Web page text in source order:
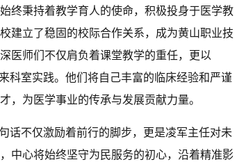
终秉持着教学育人的使命，积极投身于医学教
建立了稳固的校际合作关系，成为黄山职业技
医师们不仅肩负着课堂教学的重任，更以
科室实践。他们将自己丰富的临床经验和严谨
，为医学事业的传承与发展贡献力量。
话不仅激励着前行的脚步，更是凌军主任对未
中心将始终坚守为民服务的初心，沿着精准影